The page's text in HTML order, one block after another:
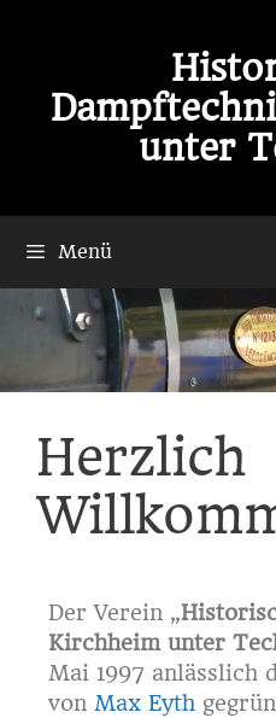
unter
Menü
Herzlich
Der Verein „
Kirchheim unter
Mai 1997 anlässlich
von Max Eyth